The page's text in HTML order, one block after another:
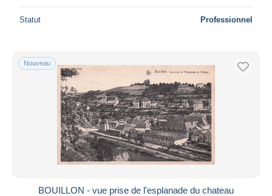
Statut Professionnel
Nouveau
BOUILLON - vue prise de l'esplanade du chateau